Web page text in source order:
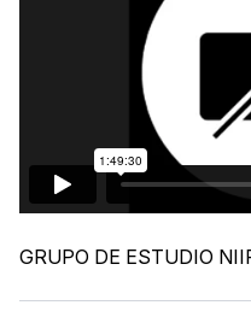
GRUPO DE ESTUDIO